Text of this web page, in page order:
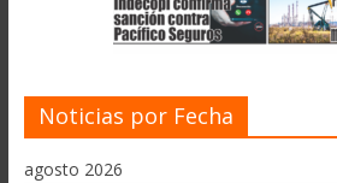
Noticias por Fecha
agosto 2026